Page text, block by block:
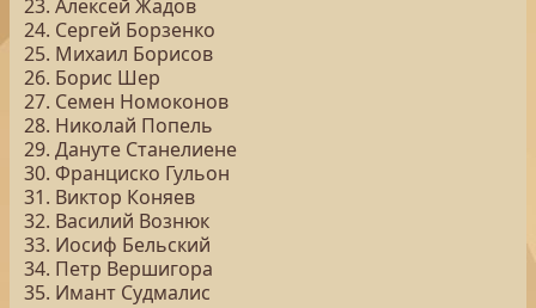
23. Алексей Жадов
24. Сергей Борзенко
25. Михаил Борисов
26. Борис Шер
27. Семен Номоконов
28. Николай Попель
29. Дануте Станелиене
30. Франциско Гульон
31. Виктор Коняев
32. Василий Вознюк
33. Иосиф Бельский
34. Петр Вершигора
35. Имант Судмалис